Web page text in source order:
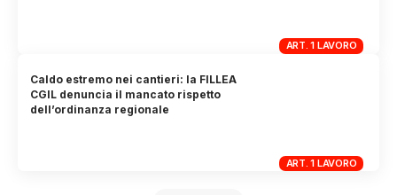
ART. 1 LAVORO
ART. 1 LAVORO
Caldo estremo nei cantieri: la FILLEA
CGIL denuncia il mancato rispetto
dell’ordinanza regionale